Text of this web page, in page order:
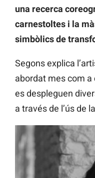
una recerca
carnestoltes i la
simbòlics de
Segons explica
abordat mes com a
es despleguen
a través de l’ús de